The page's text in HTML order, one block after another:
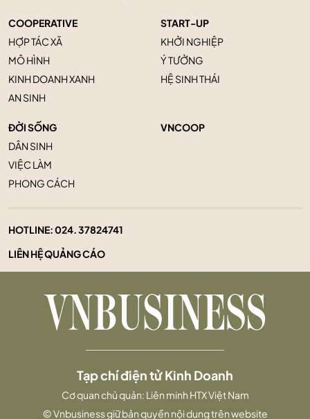
COOPERATIVE
HỢP TÁC XÃ
MÔ HÌNH
KINH DOANH XANH
AN SINH
START-UP
KHỞI NGHIỆP
Ý TƯỞNG
HỆ SINH THÁI
ĐỜI SỐNG
DÂN SINH
VIỆC LÀM
PHONG CÁCH
VNCOOP
HOTLINE:024. 37824741
LIÊN HỆ QUẢNG CÁO
Tạp chí điện tử Kinh Doanh
Cơ quan chủ quản: Liên minh HTX Việt Nam
© Vnbusiness giữ bản quyền nội dung trên website